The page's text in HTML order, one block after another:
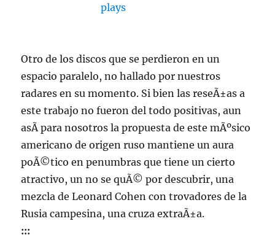
Otro de los discos que se perdieron en un
espacio paralelo, no hallado por nuestros
radares en su momento. Si bien las reseÃ±as a
este trabajo no fueron del todo positivas, aun
asÃ­ para nosotros la propuesta de este mÃºsico
americano de origen ruso mantiene un aura
poÃ©tico en penumbras que tiene un cierto
atractivo, un no se quÃ© por descubrir, una
mezcla de Leonard Cohen con trovadores de la
Rusia campesina, una cruza extraÃ±a.
:::